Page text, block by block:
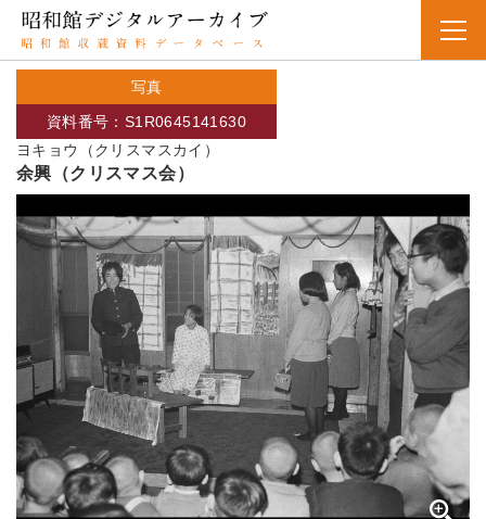
写真
ヨキョウ（クリスマスカイ）
資料番号：S1R0645141630
余興（クリスマス会）